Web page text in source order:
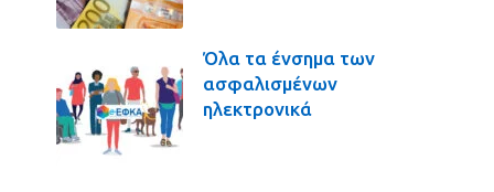
Όλα τα ένσημα των
ασφαλισμένων
ηλεκτρονικά